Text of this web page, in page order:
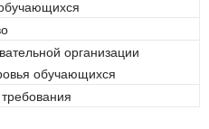
организации
обучающихся